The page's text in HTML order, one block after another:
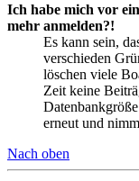
Ich habe mich vor
mehr anmelden?!
Es kann sein,
verschieden
löschen viele
Zeit keine
erneut und
Nach oben